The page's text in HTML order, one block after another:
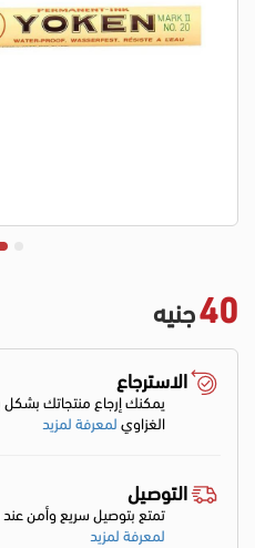
40جنيه
الاسترجاع
يمكنك إرجاع منتجاتك
الغزاويلمعرفة لمزيد
التوصيل
تمتع بتوصيل سريع وأمن
لمعرفة لمزيد